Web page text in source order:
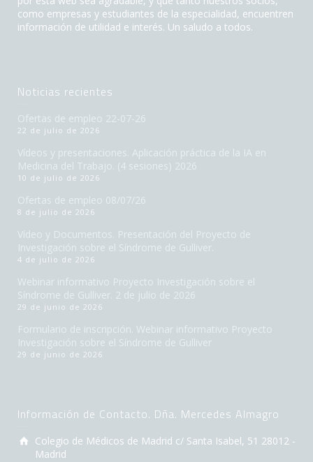
como empresas y estudiantes de la especialidad, encuentren
información de utilidad e interés. Un saludo a todos.
Noticias recientes
Ofertas de empleo 22-07-26
22 de julio de 2026
Vídeos y presentaciones. Aplicación práctica de la IA en
Medicina del Trabajo. (4 sesiones) 2026
10 de julio de 2026
Ofertas de empleo 08/07/26
8 de julio de 2026
Vídeo y Documentos. Presentación del Proyecto de
Investigación sobre el Síndrome de Gulliver.
4 de julio de 2026
Webinar informativo Proyecto Investigación sobre el
Síndrome de Gulliver. 2 de julio de 2026
29 de junio de 2026
Formulario de inscripción. Webinar informativo Proyecto
Investigación sobre el Síndrome de Gulliver
29 de junio de 2026
Información de Contacto. Dña. Mercedes Almagro
Colegio de Médicos de Madrid c/ Santa Isabel, 51 28012 -
Madrid